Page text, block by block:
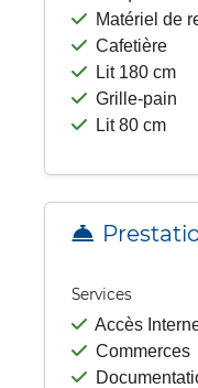
Matériel de
Cafetière
Lit 180 cm
Grille-pain
Lit 80 cm
Services
Accès
Commerces